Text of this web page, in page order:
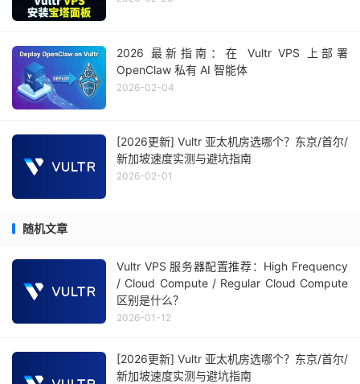
2026 最新指南：在 Vultr VPS 上部署
OpenClaw 私有 AI 智能体
2026-02-04
[2026更新] Vultr 亚太机房选哪个？东京/首尔/
新加坡速度实测与避坑指南
2026-02-01
随机文章
Vultr VPS 服务器配置推荐：High Frequency
/ Cloud Compute / Regular Cloud Compute
区别是什么？
2026-01-12
[2026更新] Vultr 亚太机房选哪个？东京/首尔/
新加坡速度实测与避坑指南